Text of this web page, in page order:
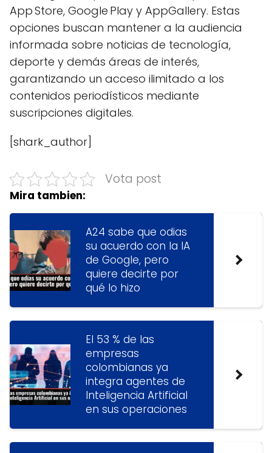
App Store, Google Play y AppGallery. Estas
opciones buscan mantener a la audiencia
informada sobre noticias de tecnología,
deporte y demás áreas de interés,
garantizando un acceso ilimitado a los
contenidos periodísticos mediante
suscripciones digitales.
[shark_author]
Vota post
Mira tambien:
A24 sabe que odias
su acuerdo con la IA
de Google, pero
quiere decirte por
qué lo hizo
El 53 % de las
empresas
colombianas ya
integra agentes de
Inteligencia Artificial
en sus operaciones